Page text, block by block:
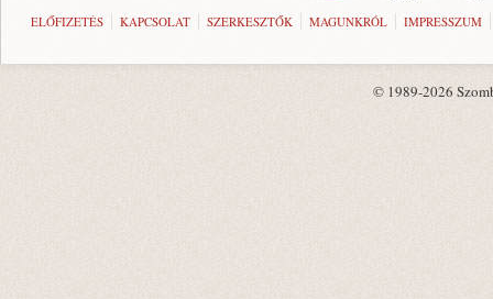
ELŐFIZETÉS KAPCSOLAT SZERKESZTŐK MAGUNKRÓL IMPRESSZUM
© 1989-2026